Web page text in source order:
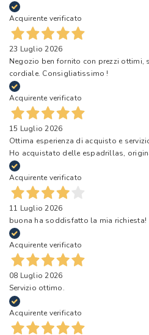
Acquirente verificato
23 Luglio 2026
Negozio ben fornito con prezzi ottimi,
cordiale. Consigliatissimo !
Acquirente verificato
15 Luglio 2026
Ottima esperienza di acquisto e
Ho acquistato delle espadrillas,
Acquirente verificato
11 Luglio 2026
buona ha soddisfatto la mia richiesta!
Acquirente verificato
08 Luglio 2026
Servizio ottimo.
Acquirente verificato